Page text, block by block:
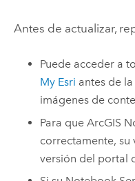
Antes de actualizar,
Puede acceder a
My Esri antes de
imágenes de
Para queArcGIS
correctamente,
versión del portal